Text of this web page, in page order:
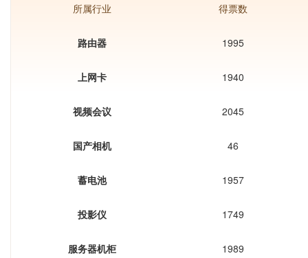
所属行业 得票数
路由器 1995
上网卡 1940
视频会议 2045
国产相机 46
蓄电池 1957
投影仪 1749
服务器机柜 1989